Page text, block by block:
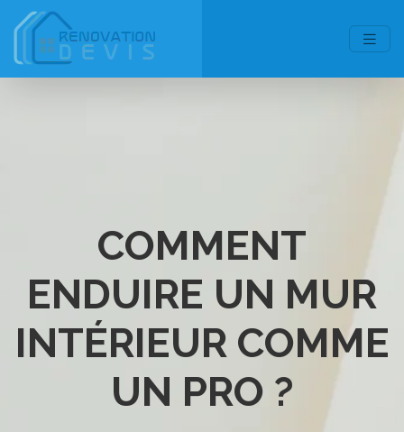
COMMENT
ENDUIRE UN MUR
INTÉRIEUR COMME
UN PRO ?